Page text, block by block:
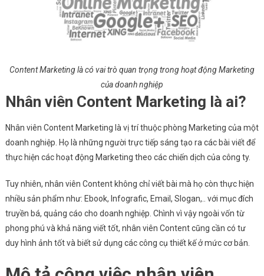
Content Marketing là có vai trò quan trọng trong hoạt động Marketing
của doanh nghiệp
Nhân viên Content Marketing là ai?
Nhân viên Content Marketing là vị trí thuộc phòng Marketing của một
doanh nghiệp. Họ là những người trực tiếp sáng tạo ra các bài viết để
thực hiện các hoạt động Marketing theo các chiến dịch của công ty.
Tuy nhiên, nhân viên Content không chỉ viết bài mà họ còn thực hiện
nhiều sản phẩm như: Ebook, Infografic, Email, Slogan,.. với mục đích
truyền bá, quảng cáo cho doanh nghiệp. Chình vì vậy ngoài vốn từ
phong phú và khả năng viết tốt, nhân viên Content cũng cần có tư
duy hình ảnh tốt và biết sử dụng các công cụ thiết kế ở mức cơ bản.